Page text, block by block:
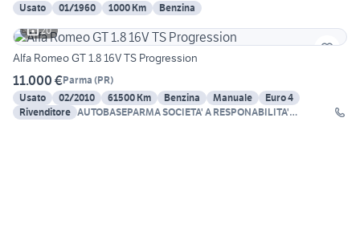
Usato
01/1960 1000 Km
Benzina
20
Alfa Romeo GT 1.8 16V TS Progression
11.000 €Parma (PR)
Usato
02/2010 61500 Km Benzina Manuale
Euro 4
Rivenditore AUTOBASEPARMA SOCIETA' A RESPONABILITA'